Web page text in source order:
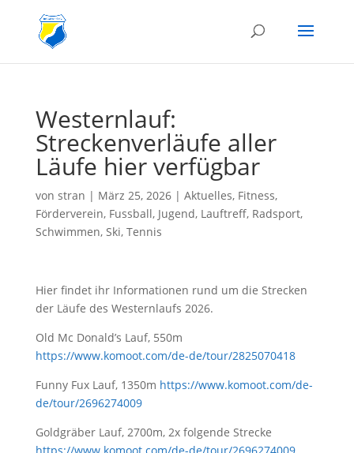
Westernlauf:
Streckenverläufe aller
Läufe hier verfügbar
von stran | März 25, 2026| Aktuelles, Fitness,
Förderverein, Fussball, Jugend, Lauftreff, Radsport,
Schwimmen, Ski, Tennis
Hier findet ihr Informationen rund um die Strecken
der Läufe des Westernlaufs 2026.
Old Mc Donald’s Lauf, 550m
https://www.komoot.com/de-de/tour/2825070418
Funny Fux Lauf, 1350m https://www.komoot.com/de-
de/tour/2696274009
Goldgräber Lauf, 2700m, 2x folgende Strecke